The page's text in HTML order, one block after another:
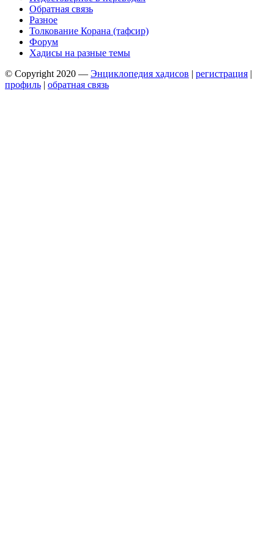
Обратная связь
Разное
Толкование Корана (тафсир)
Форум
Хадисы на разные темы
© Copyright 2020 — Энциклопедия хадисов | регистрация |
профиль | обратная связь